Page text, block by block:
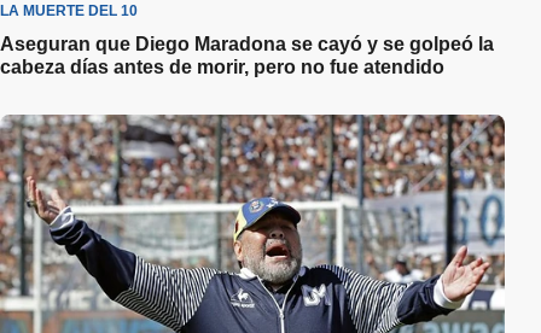
LA MUERTE DEL 10
Aseguran que Diego Maradona se cayó y se golpeó la
cabeza días antes de morir, pero no fue atendido